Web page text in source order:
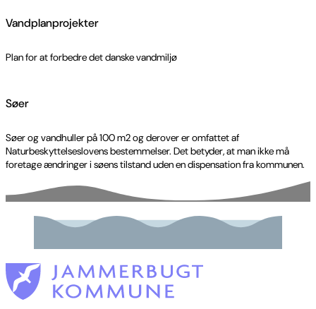
Vandplanprojekter
Plan for at forbedre det danske vandmiljø
Søer
Søer og vandhuller på 100 m2 og derover er omfattet af
Naturbeskyttelseslovens bestemmelser. Det betyder, at man ikke må
foretage ændringer i søens tilstand uden en dispensation fra kommunen.